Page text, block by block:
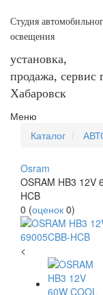
Студия
освещения
установка,
продажа, сервис
Хабаровск
Меню
Каталог
Osram
OSRAM HB3 12V
HCB
0 (оценок 0)
<